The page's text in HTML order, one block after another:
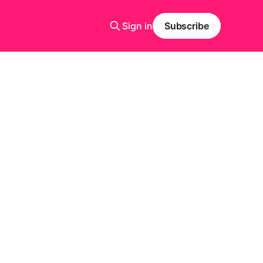
Sign in Subscribe